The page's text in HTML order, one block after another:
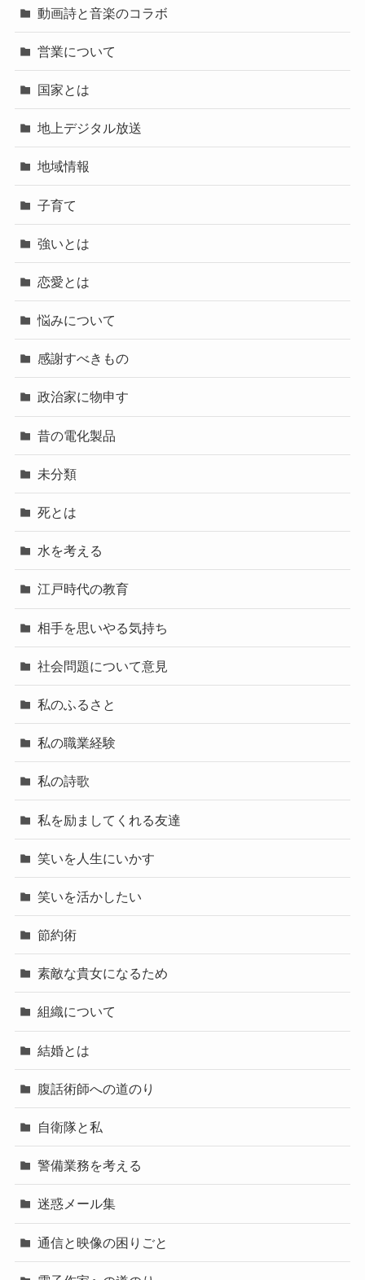
動画詩と音楽のコラボ
営業について
国家とは
地上デジタル放送
地域情報
子育て
強いとは
恋愛とは
悩みについて
感謝すべきもの
政治家に物申す
昔の電化製品
未分類
死とは
水を考える
江戸時代の教育
相手を思いやる気持ち
社会問題について意見
私のふるさと
私の職業経験
私の詩歌
私を励ましてくれる友達
笑いを人生にいかす
笑いを活かしたい
節約術
素敵な貴女になるため
組織について
結婚とは
腹話術師への道のり
自衛隊と私
警備業務を考える
迷惑メール集
通信と映像の困りごと